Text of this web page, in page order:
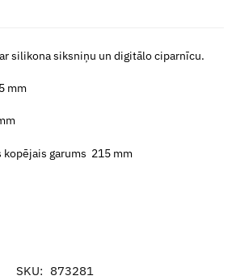
silikona siksniņu un digitālo ciparnīcu.
mm
kopējais garums 215 mm
SKU: 873281